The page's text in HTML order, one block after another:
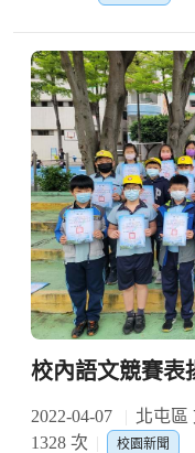
校內語文競賽表
2022-04-07 北屯區
1328 次
校園新聞